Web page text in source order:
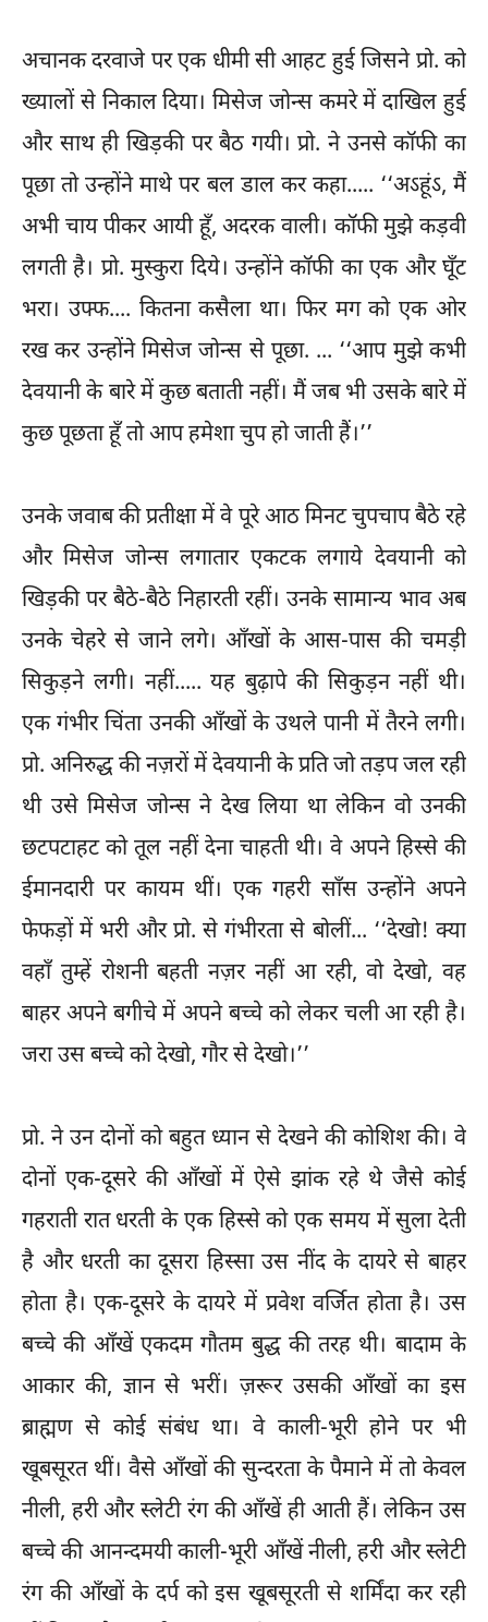
अचानक दरवाजे पर एक धीमी सी आहट हुई जिसने प्रो. को
ख्यालों से निकाल दिया। मिसेज जोन्स कमरे में दाखिल हुई
और साथ ही खिड़की पर बैठ गयी। प्रो. ने उनसे कॉफी का
पूछा तो उन्होंने माथे पर बल डाल कर कहा..... ‘‘अऽहूंऽ, मैं
अभी चाय पीकर आयी हूँ, अदरक वाली। कॉफी मुझे कड़वी
लगती है। प्रो. मुस्कुरा दिये। उन्होंने कॉफी का एक और घूँट
भरा। उफ्फ.... कितना कसैला था। फिर मग को एक ओर
रख कर उन्होंने मिसेज जोन्स से पूछा. ... ‘‘आप मुझे कभी
देवयानी के बारे में कुछ बताती नहीं। मैं जब भी उसके बारे में
कुछ पूछता हूँ तो आप हमेशा चुप हो जाती हैं।’’
उनके जवाब की प्रतीक्षा में वे पूरे आठ मिनट चुपचाप बैठे रहे
और मिसेज जोन्स लगातार एकटक लगाये देवयानी को
खिड़की पर बैठे-बैठे निहारती रहीं। उनके सामान्य भाव अब
उनके चेहरे से जाने लगे। आँखों के आस-पास की चमड़ी
सिकुड़ने लगी। नहीं..... यह बुढ़ापे की सिकुड़न नहीं थी।
एक गंभीर चिंता उनकी आँखों के उथले पानी में तैरने लगी।
प्रो. अनिरुद्ध की नज़रों में देवयानी के प्रति जो तड़प जल रही
थी उसे मिसेज जोन्स ने देख लिया था लेकिन वो उनकी
छटपटाहट को तूल नहीं देना चाहती थी। वे अपने हिस्से की
ईमानदारी पर कायम थीं। एक गहरी साँस उन्होंने अपने
फेफड़ों में भरी और प्रो. से गंभीरता से बोलीं... ‘‘देखो! क्या
वहाँ तुम्हें रोशनी बहती नज़र नहीं आ रही, वो देखो, वह
बाहर अपने बगीचे में अपने बच्चे को लेकर चली आ रही है।
जरा उस बच्चे को देखो, गौर से देखो।’’
प्रो. ने उन दोनों को बहुत ध्यान से देखने की कोशिश की। वे
दोनों एक-दूसरे की आँखों में ऐसे झांक रहे थे जैसे कोई
गहराती रात धरती के एक हिस्से को एक समय में सुला देती
है और धरती का दूसरा हिस्सा उस नींद के दायरे से बाहर
होता है। एक-दूसरे के दायरे में प्रवेश वर्जित होता है। उस
बच्चे की आँखें एकदम गौतम बुद्ध की तरह थी। बादाम के
आकार की, ज्ञान से भरीं। ज़रूर उसकी आँखों का इस
ब्राह्मण से कोई संबंध था। वे काली-भूरी होने पर भी
खूबसूरत थीं। वैसे आँखों की सुन्दरता के पैमाने में तो केवल
नीली, हरी और स्लेटी रंग की आँखें ही आती हैं। लेकिन उस
बच्चे की आनन्दमयी काली-भूरी आँखें नीली, हरी और स्लेटी
रंग की आँखों के दर्प को इस खूबसूरती से शर्मिंदा कर रही